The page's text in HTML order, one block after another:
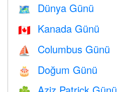
🗺️ Dünya Günü
🇨🇦 Kanada Günü
⛵️ Columbus Günü
🎂 Doğum Günü